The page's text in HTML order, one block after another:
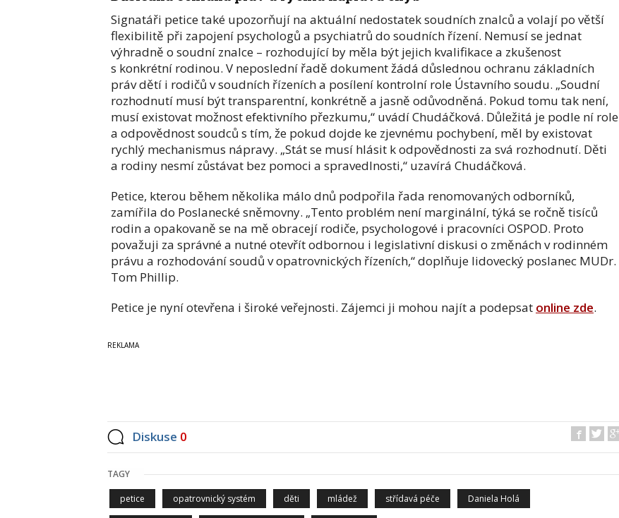
Signatáři petice také upozorňují na aktuální nedostatek soudních znalců a volají po větší
flexibilitě při zapojení psychologů a psychiatrů do soudních řízení. Nemusí se jednat
výhradně o soudní znalce – rozhodující by měla být jejich kvalifikace a zkušenost
s konkrétní rodinou. V neposlední řadě dokument žádá důslednou ochranu základních
práv dětí i rodičů v soudních řízeních a posílení kontrolní role Ústavního soudu. „Soudní
rozhodnutí musí být transparentní, konkrétně a jasně odůvodněná. Pokud tomu tak není,
musí existovat možnost efektivního přezkumu,“ uvádí Chudáčková. Důležitá je podle ní role
a odpovědnost soudců s tím, že pokud dojde ke zjevnému pochybení, měl by existovat
rychlý mechanismus nápravy. „Stát se musí hlásit k odpovědnosti za svá rozhodnutí. Děti
a rodiny nesmí zůstávat bez pomoci a spravedlnosti,“ uzavírá Chudáčková.
Petice, kterou během několika málo dnů podpořila řada renomovaných odborníků,
zamířila do Poslanecké sněmovny. „Tento problém není marginální, týká se ročně tisíců
rodin a opakovaně se na mě obracejí rodiče, psychologové i pracovníci OSPOD. Proto
považuji za správné a nutné otevřít odbornou i legislativní diskusi o změnách v rodinném
právu a rozhodování soudů v opatrovnických řízeních,“ doplňuje lidovecký poslanec MUDr.
Tom Phillip.
Petice je nyní otevřena i široké veřejnosti. Zájemci ji mohou najít a podepsat online zde.
Diskuse 0
TAGY
petice opatrovnický systém děti mládež střídavá péče Daniela Holá